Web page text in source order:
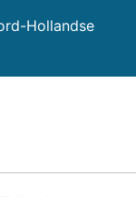
Hollandse